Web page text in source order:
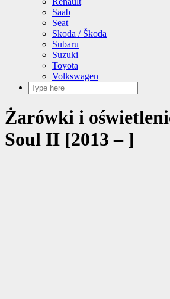
Saab
Seat
Skoda / Škoda
Subaru
Suzuki
Toyota
Volkswagen
Żarówki i
Soul II [2013 – ]